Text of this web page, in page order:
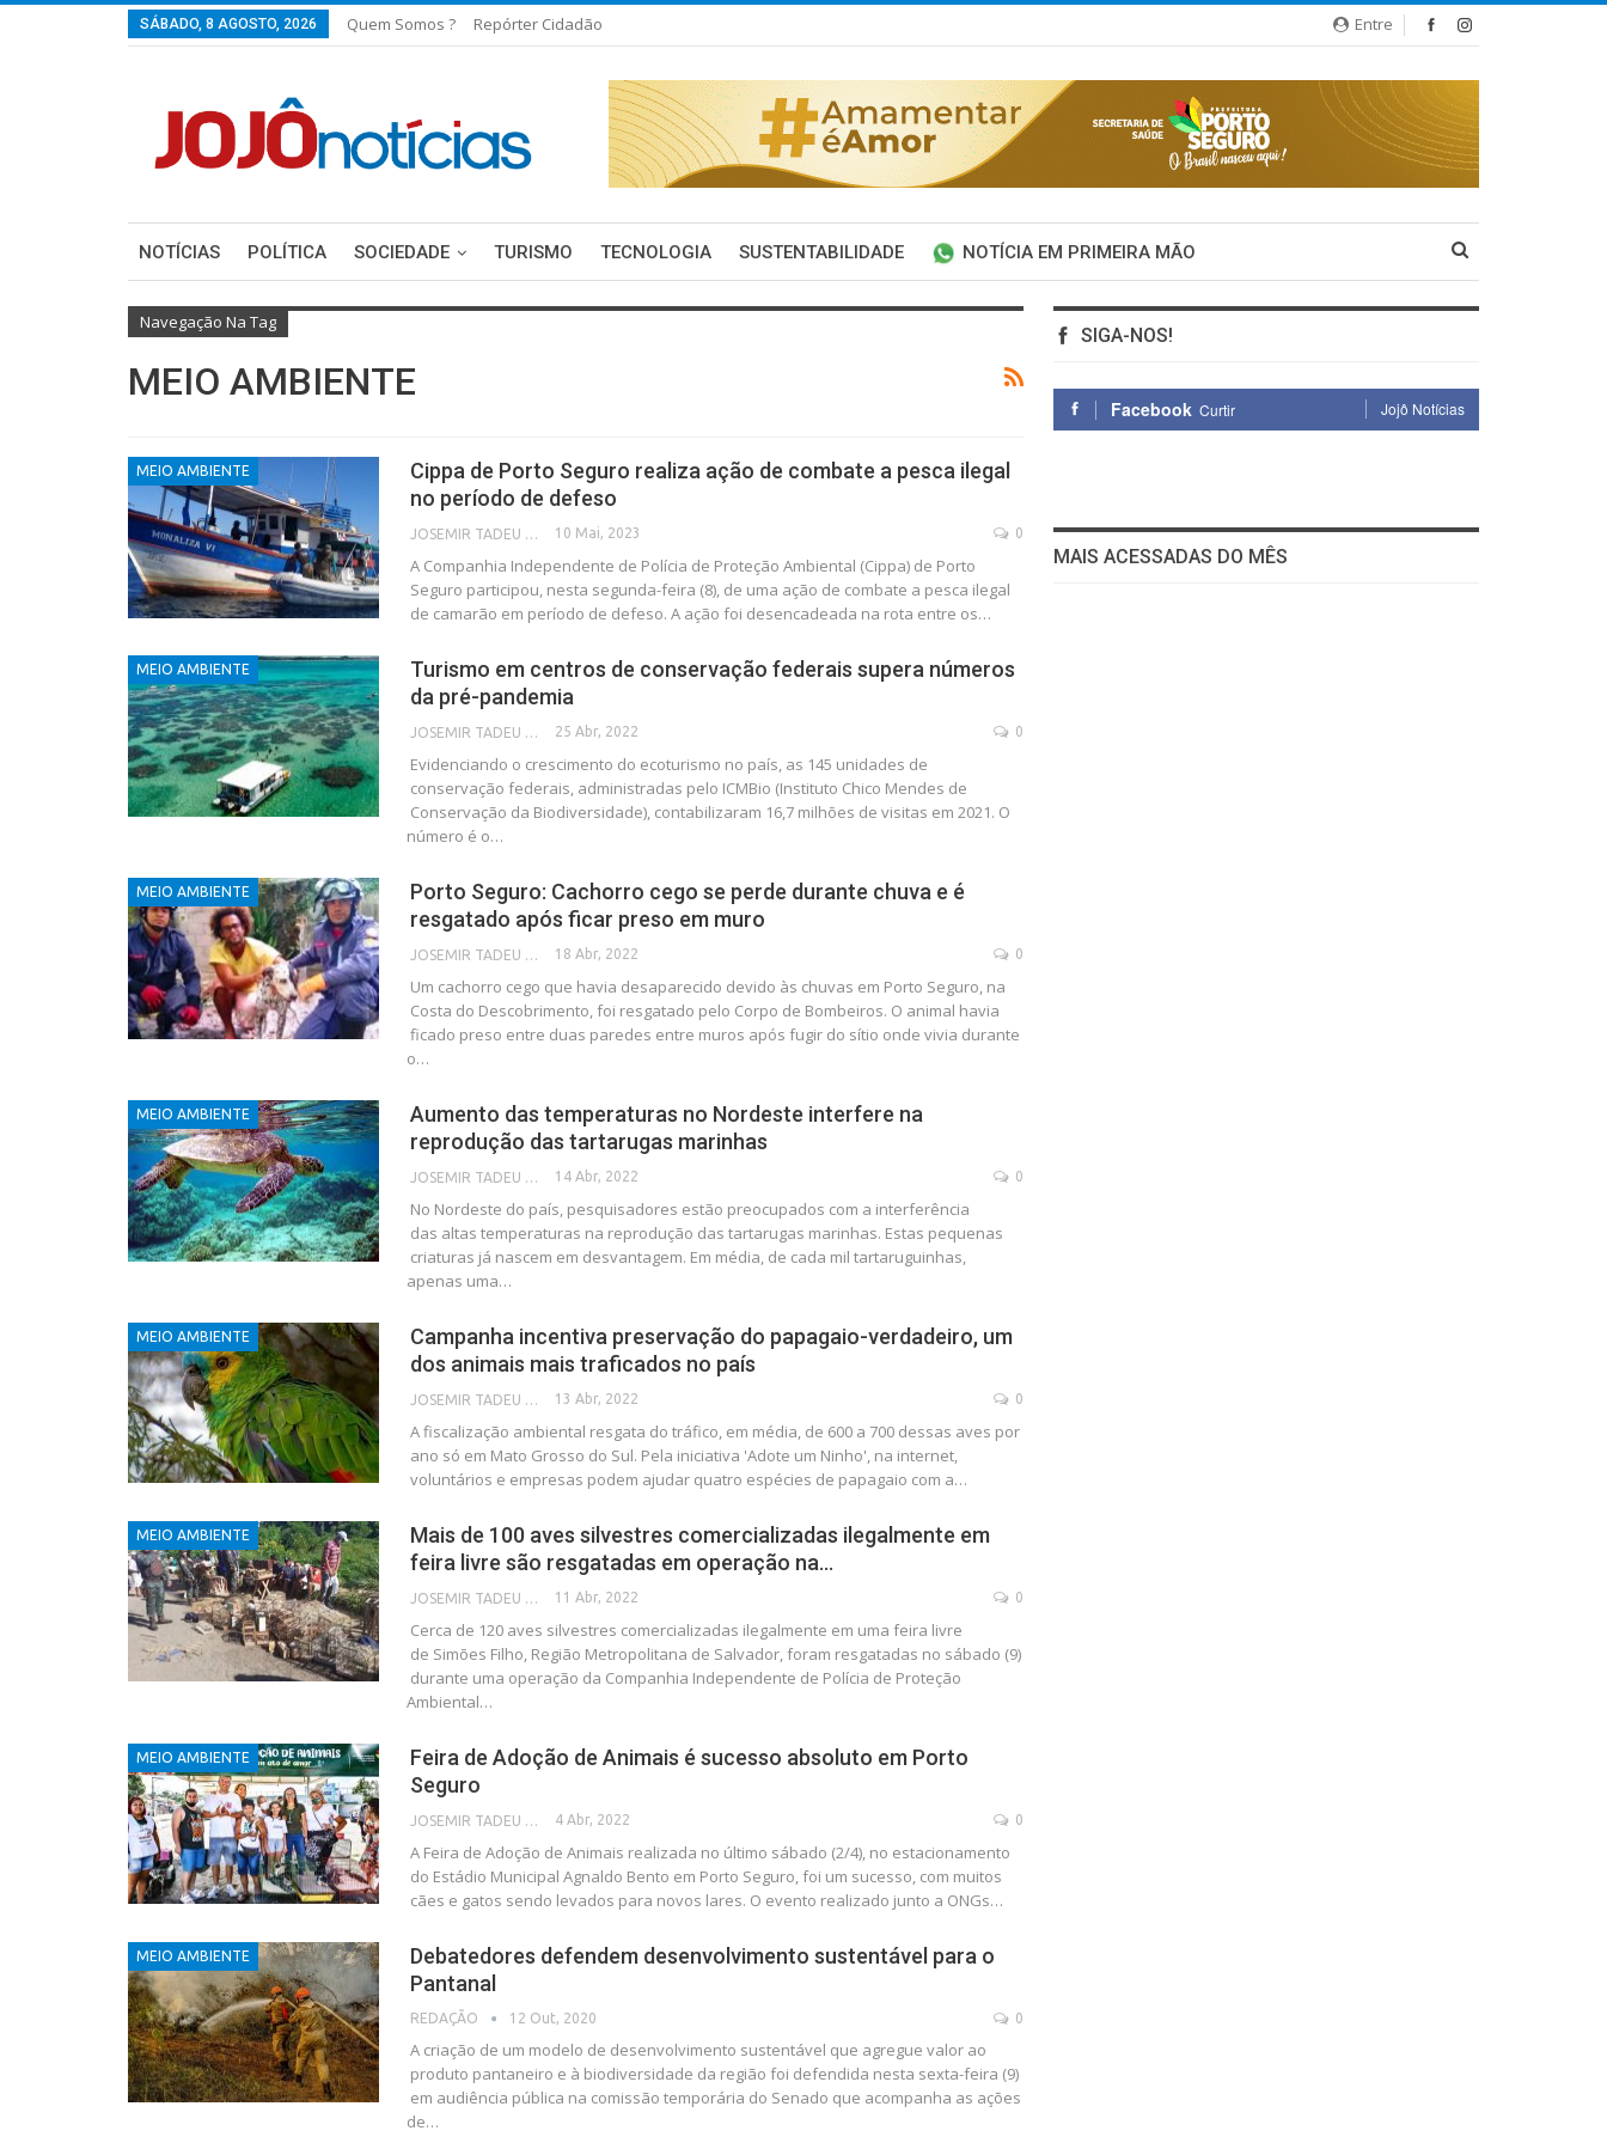
Entre
SÁBADO, 8 AGOSTO, 2026 Quem Somos ? Repórter Cidadão
NOTÍCIAS POLÍTICA SOCIEDADE TURISMO TECNOLOGIA SUSTENTABILIDADE NOTÍCIA EM PRIMEIRA MÃO
Navegação Na Tag
MEIO AMBIENTE
MEIO AMBIENTE
Cippa de Porto Seguro realiza ação de combate a pesca ilegal
no período de defeso
JOSEMIR TADEU FONSECA 10 Mai, 2023 0
A Companhia Independente de Polícia de Proteção Ambiental (Cippa) de Porto
Seguro participou, nesta segunda-feira (8), de uma ação de combate a pesca ilegal
de camarão em período de defeso. A ação foi desencadeada na rota entre os…
MEIO AMBIENTE
Turismo em centros de conservação federais supera números
da pré-pandemia
JOSEMIR TADEU FONSECA 25 Abr, 2022 0
Evidenciando o crescimento do ecoturismo no país, as 145 unidades de
conservação federais, administradas pelo ICMBio (Instituto Chico Mendes de
Conservação da Biodiversidade), contabilizaram 16,7 milhões de visitas em 2021. O
número é o…
MEIO AMBIENTE
Porto Seguro: Cachorro cego se perde durante chuva e é
resgatado após ficar preso em muro
JOSEMIR TADEU FONSECA 18 Abr, 2022 0
Um cachorro cego que havia desaparecido devido às chuvas em Porto Seguro, na
Costa do Descobrimento, foi resgatado pelo Corpo de Bombeiros. O animal havia
ficado preso entre duas paredes entre muros após fugir do sítio onde vivia durante
o…
MEIO AMBIENTE
Aumento das temperaturas no Nordeste interfere na
reprodução das tartarugas marinhas
JOSEMIR TADEU FONSECA 14 Abr, 2022 0
No Nordeste do país, pesquisadores estão preocupados com a interferência
das altas temperaturas na reprodução das tartarugas marinhas. Estas pequenas
criaturas já nascem em desvantagem. Em média, de cada mil tartaruguinhas,
apenas uma…
MEIO AMBIENTE
Campanha incentiva preservação do papagaio-verdadeiro, um
dos animais mais traficados no país
JOSEMIR TADEU FONSECA 13 Abr, 2022 0
A fiscalização ambiental resgata do tráfico, em média, de 600 a 700 dessas aves por
ano só em Mato Grosso do Sul. Pela iniciativa 'Adote um Ninho', na internet,
voluntários e empresas podem ajudar quatro espécies de papagaio com a…
MEIO AMBIENTE
Mais de 100 aves silvestres comercializadas ilegalmente em
feira livre são resgatadas em operação na…
JOSEMIR TADEU FONSECA 11 Abr, 2022 0
Cerca de 120 aves silvestres comercializadas ilegalmente em uma feira livre
de Simões Filho, Região Metropolitana de Salvador, foram resgatadas no sábado (9)
durante uma operação da Companhia Independente de Polícia de Proteção
Ambiental…
MEIO AMBIENTE
Feira de Adoção de Animais é sucesso absoluto em Porto
Seguro
JOSEMIR TADEU FONSECA 4 Abr, 2022 0
A Feira de Adoção de Animais realizada no último sábado (2/4), no estacionamento
do Estádio Municipal Agnaldo Bento em Porto Seguro, foi um sucesso, com muitos
cães e gatos sendo levados para novos lares. O evento realizado junto a ONGs…
MEIO AMBIENTE
Debatedores defendem desenvolvimento sustentável para o
Pantanal
REDAÇÃO 12 Out, 2020 0
A criação de um modelo de desenvolvimento sustentável que agregue valor ao
produto pantaneiro e à biodiversidade da região foi defendida nesta sexta-feira (9)
em audiência pública na comissão temporária do Senado que acompanha as ações
de…
SIGA-NOS!
Facebook Curtir Jojô Notícias
MAIS ACESSADAS DO MÊS